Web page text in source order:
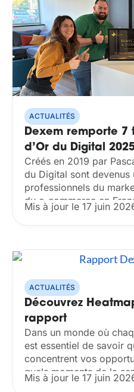
ACTUALITÉS
Dexem remporte 7
d’Or du Digital
Créés en 2019 par
du Digital sont
professionnels du
du e-commerce en
a été honorée de 7...
Mis à jour le 17 juin
ACTUALITÉS
Découvrez
rapport
Dans un monde où
est essentiel de savoir
concentrent vos
quels moments de la
plus d’appels ? Quand
Mis à jour le 17 juin